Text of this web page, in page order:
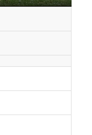
Settings
PIP
Enter